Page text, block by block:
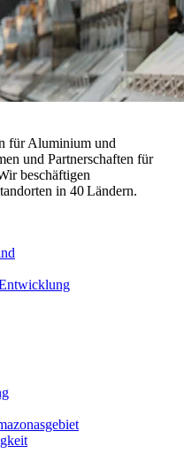
für Aluminium und
und Partnerschaften für
beschäftigen
in 40 Ländern.